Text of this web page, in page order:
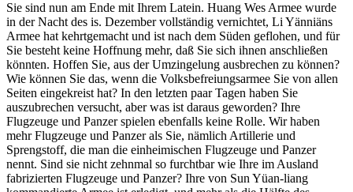
Sie sind nun am Ende mit Ihrem Latein. Huang Wes Armee wurde
in der Nacht des is. Dezember vollständig vernichtet, Li Yänniäns
Armee hat kehrtgemacht und ist nach dem Süden geflohen, und für
Sie besteht keine Hoffnung mehr, daß Sie sich ihnen anschließen
könnten. Hoffen Sie, aus der Umzingelung ausbrechen zu können?
Wie können Sie das, wenn die Volksbefreiungsarmee Sie von allen
Seiten eingekreist hat? In den letzten paar Tagen haben Sie
auszubrechen versucht, aber was ist daraus geworden? Ihre
Flugzeuge und Panzer spielen ebenfalls keine Rolle. Wir haben
mehr Flugzeuge und Panzer als Sie, nämlich Artillerie und
Sprengstoff, die man die einheimischen Flugzeuge und Panzer
nennt. Sind sie nicht zehnmal so furchtbar wie Ihre im Ausland
fabrizierten Flugzeuge und Panzer? Ihre von Sun Yüan-liang